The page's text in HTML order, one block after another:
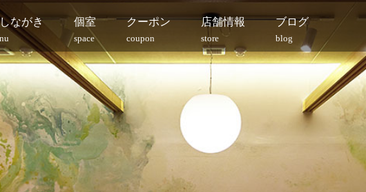
ながき 個室
space
クーポン
coupon
店舗情報
store
ブログ
blog